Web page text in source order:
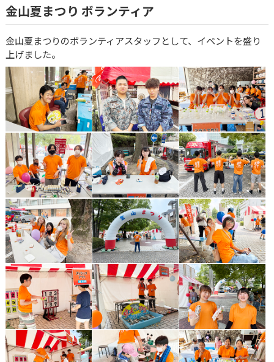
金山夏まつり ボランティア
金山夏まつりのボランティアスタッフとして、イベントを盛り
上げました。